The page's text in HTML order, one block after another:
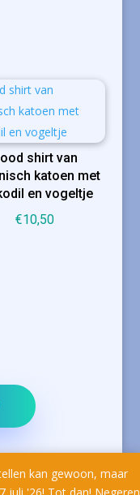
kan gewoon, maar
shirt van
katoen met
en vogeltje
€10,50